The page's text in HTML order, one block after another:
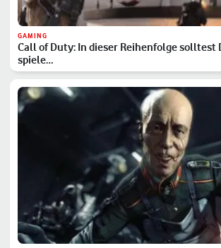
GAMING
Call of Duty: In dieser Reihenfolge solltest
spiele…